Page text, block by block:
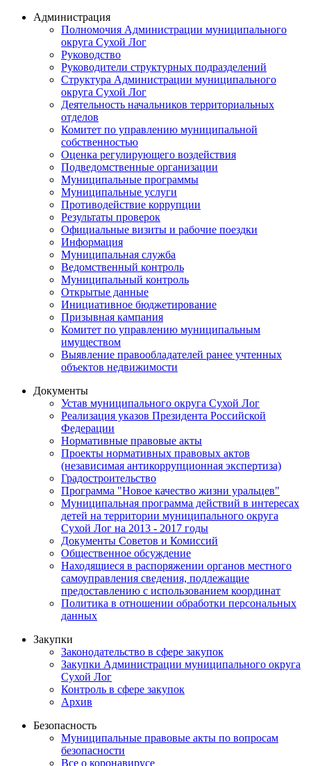
Администрация
Полномочия Администрации муниципального
округа Сухой Лог
Руководство
Руководители структурных подразделений
Структура Администрации муниципального
округа Сухой Лог
Деятельность начальников территориальных
отделов
Комитет по управлению муниципальной
собственностью
Оценка регулирующего воздействия
Подведомственные организации
Муниципальные программы
Муниципальные услуги
Противодействие коррупции
Результаты проверок
Официальные визиты и рабочие поездки
Информация
Муниципальная служба
Ведомственный контроль
Муниципальный контроль
Открытые данные
Инициативное бюджетирование
Призывная кампания
Комитет по управлению муниципальным
имуществом
Выявление правообладателей ранее учтенных
объектов недвижимости
Документы
Устав муниципального округа Сухой Лог
Реализация указов Президента Российской
Федерации
Нормативные правовые акты
Проекты нормативных правовых актов
(независимая антикоррупционная экспертиза)
Градостроительство
Программа "Новое качество жизни уральцев"
Муниципальная программа действий в интересах
детей на территории муниципального округа
Сухой Лог на 2013 - 2017 годы
Документы Советов и Комиссий
Общественное обсуждение
Находящиеся в распоряжении органов местного
самоуправления сведения, подлежащие
предоставлению с использованием координат
Политика в отношении обработки персональных
данных
Закупки
Законодательство в сфере закупок
Закупки Администрации муниципального округа
Сухой Лог
Контроль в сфере закупок
Архив
Безопасность
Муниципальные правовые акты по вопросам
безопасности
Все о коронавирусе